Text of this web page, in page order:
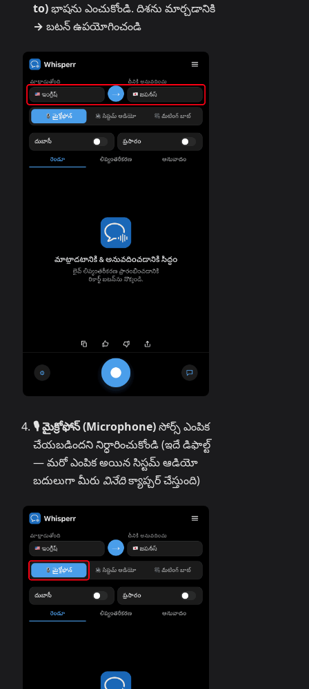
to)భాషను ఎంచుకోండి. దిశను మార్చడానికి
→ బటన్ ఉపయోగించండి
🎙️ మైక్రోఫోన్ (Microphone)సోర్స్ ఎంపిక
చేయబడిందని నిర్ధారించుకోండి (ఇదే డిఫాల్ట్
— మరో ఎంపిక అయిన సిస్టమ్ ఆడియో
బదులుగా మీరు వినేదిక్యాప్చర్ చేస్తుంది)